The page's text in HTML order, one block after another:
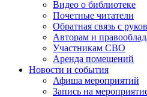
Видео о библиотеке
Почетные читатели
Обратная связь с
Авторам и
Участникам СВО
Аренда помещений
Новости и события
Афиша мероприятий
Запись на